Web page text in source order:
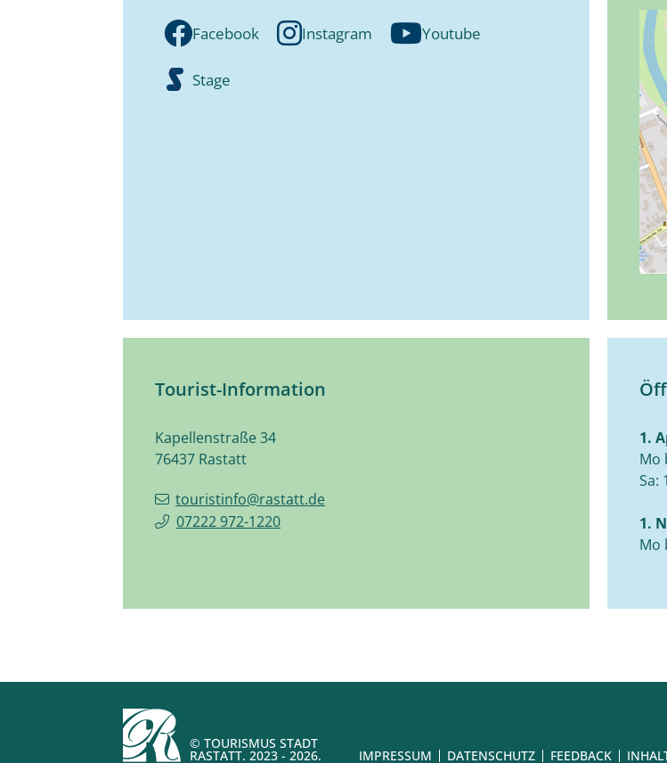
Facebook Instagram Youtube
Stage
Tourist-Information
Kapellenstraße 34
76437 Rastatt
touristinfo@rastatt.de
07222 972-1220
1.
Mo
Sa:
1.
Mo
© TOURISMUS STADT
RASTATT. 2023 - 2026. IMPRESSUM DATENSCHUTZ FEEDBACK